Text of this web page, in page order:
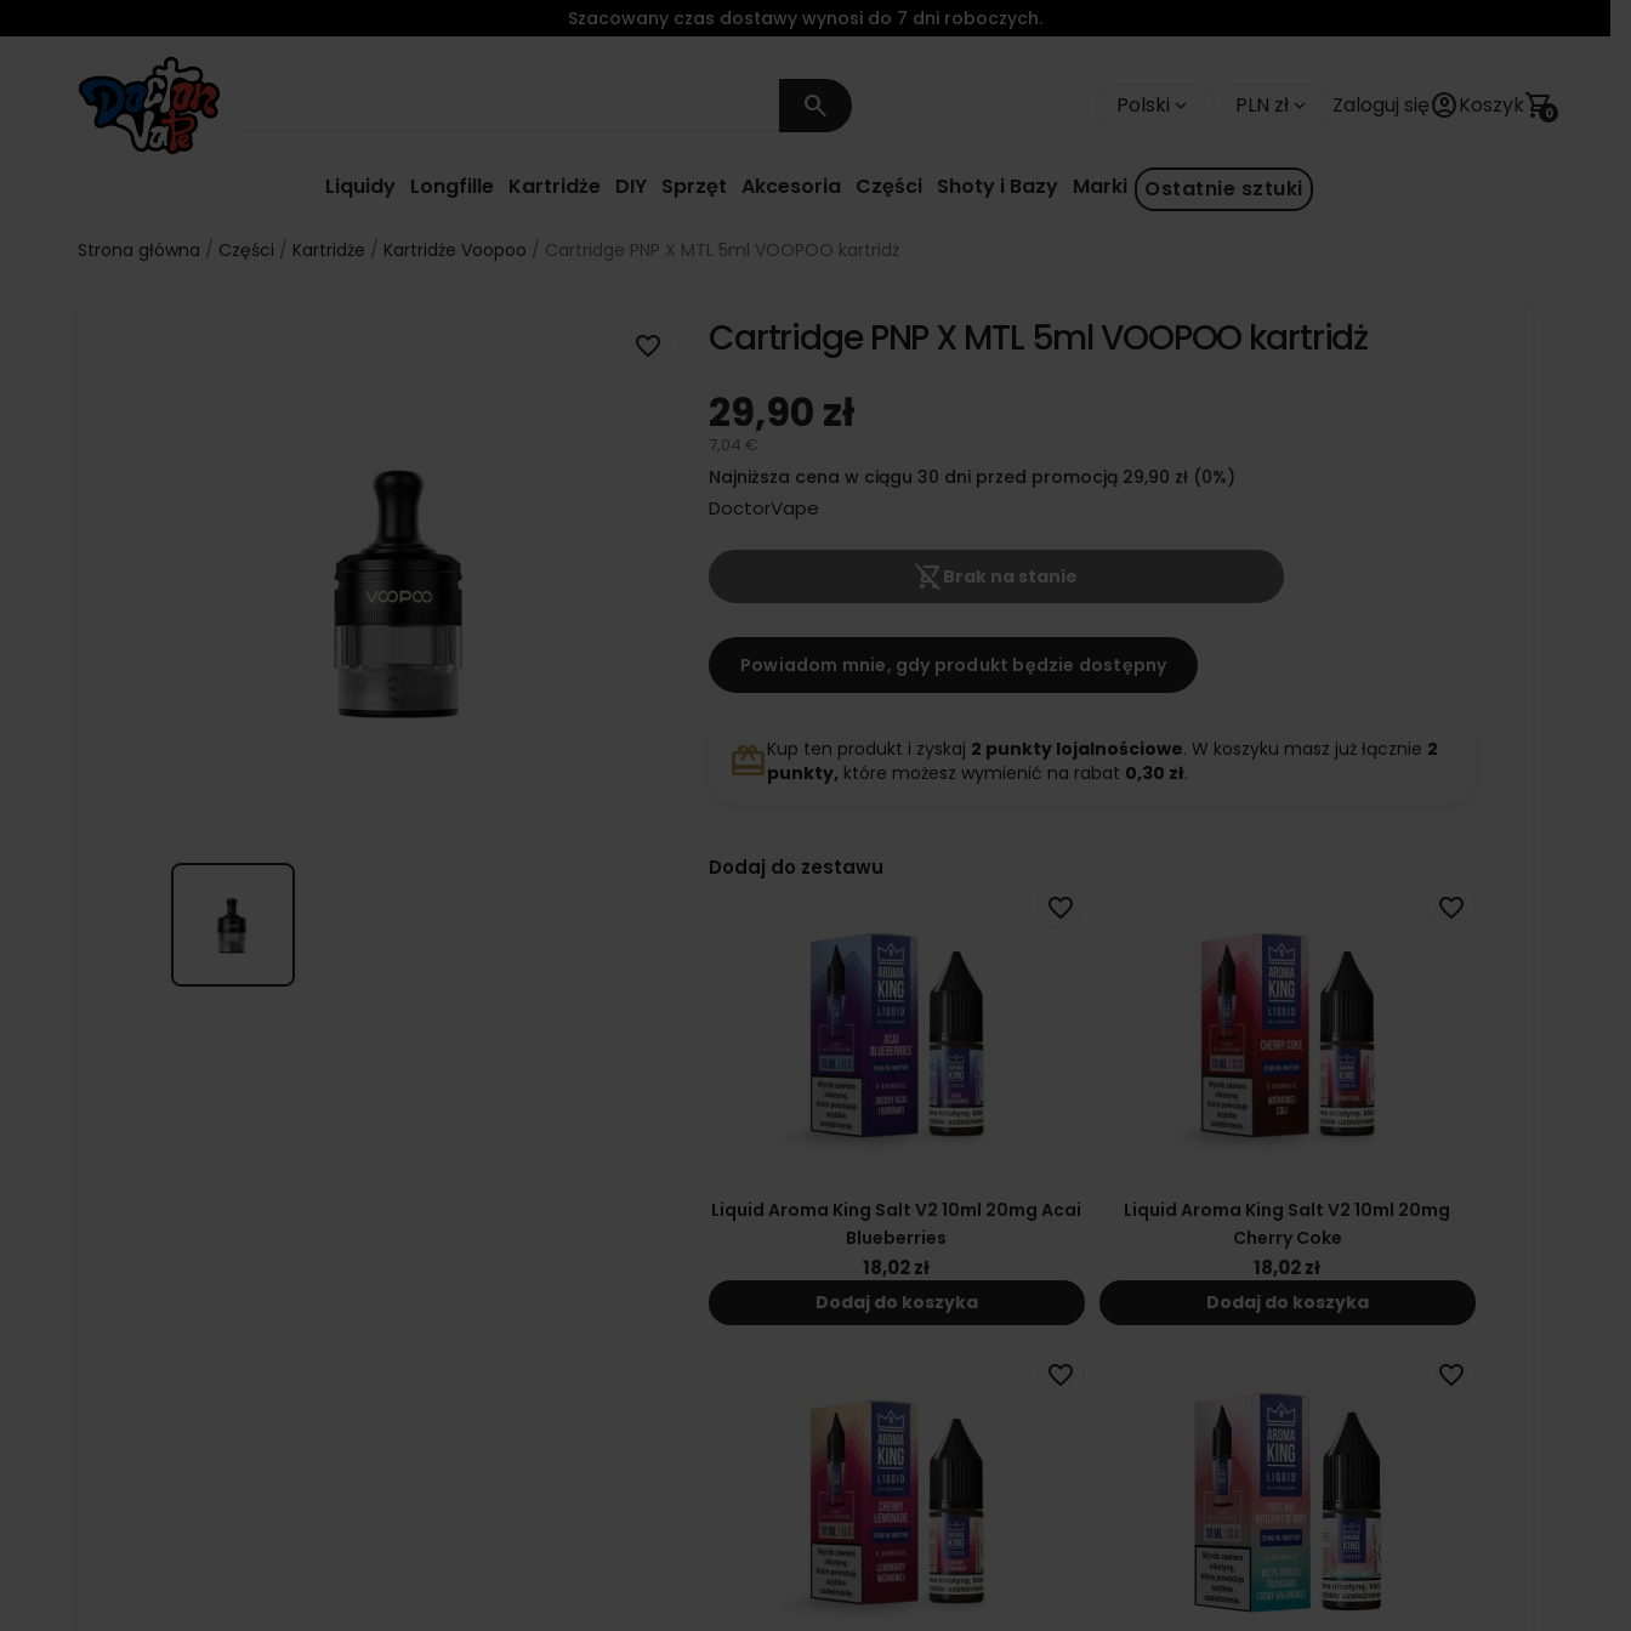
search Polski keyboard_arrow_down PLN zł keyboard_arrow_down Zaloguj sięaccount_circleKoszyk 0
shopping_cart
Liquidy Longfille Kartridże DIY Sprzęt Akcesoria Części Shoty i Bazy Marki Ostatnie sztuki
Szacowany czas dostawy wynosi do 7 dni roboczych.
Strona główna Części Kartridże Kartridże Voopoo Cartridge PNP X MTL 5ml VOOPOO kartridż
favorite_border Cartridge PNP X MTL 5ml VOOPOO kartridż
29,90 zł
7,04 €
Najniższa cena w ciągu 30 dni przed promocją 29,90 zł (0%)
DoctorVape
shopping_cart_off Brak na stanie
Powiadom mnie, gdy produkt będzie dostępny
redeemKup ten produkt i zyskaj 2 punkty lojalnościowe. W koszyku masz już łącznie 2
punkty, które możesz wymienić na rabat 0,30 zł.
Dodaj do zestawu
Liquid Aroma King Salt V2 10ml 20mg Acai
Blueberries
18,02 zł
Dodaj do koszyka
favorite_border
Liquid Aroma King Salt V2 10ml 20mg
Cherry Coke
18,02 zł
Dodaj do koszyka
favorite_border
favorite_border favorite_border